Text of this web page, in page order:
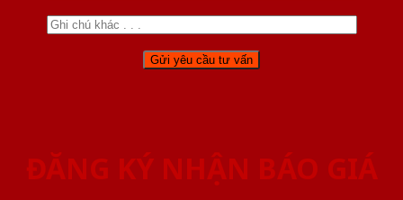
ĐĂNG KÝ NHẬN BÁO GIÁ